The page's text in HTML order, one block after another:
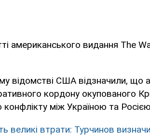
американського видання The
відомстві США відзначили, що
кордону окупованого
між Україною та
великі втрати: Турчинов